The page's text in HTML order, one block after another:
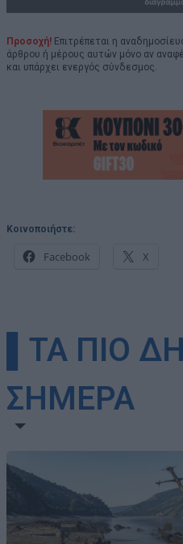
Προσοχή! Επιτρέπεται η
άρθρου ή μέρους αυτών μόνο αν
και υπάρχει ενεργός σύνδεσμος.
Κοινοποιήστε:
Facebook X
▌ΤΑ ΠΙΟ
ΣΗΜΕΡΑ